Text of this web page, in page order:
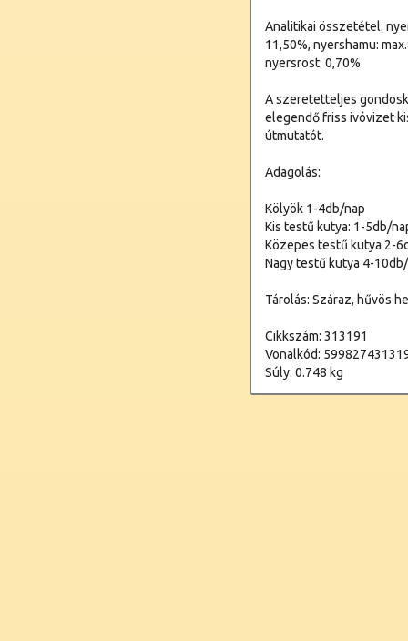
Analitikai összetétel:
11,50%, nyershamu:
nyersrost: 0,70%.
A szeretetteljes
elegendő friss ivóvizet
útmutatót.
Adagolás:
Kölyök 1-4db/nap
Kis testű kutya: 1-5db/
Közepes testű kutya 2-
Nagy testű kutya 4-
Tárolás: Száraz, hűvös
Cikkszám: 313191
Vonalkód:
Súly: 0.748 kg